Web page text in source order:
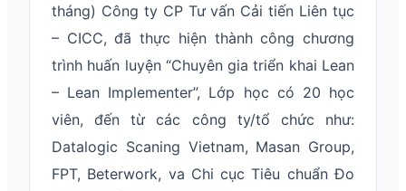
tháng) Công ty CP Tư vấn Cải tiến Liên tục
– CICC, đã thực hiện thành công chương
trình huấn luyện “Chuyên gia triển khai Lean
– Lean Implementer”, Lớp học có 20 học
viên, đến từ các công ty/tổ chức như:
Datalogic Scaning Vietnam, Masan Group,
FPT, Beterwork, va Chi cục Tiêu chuẩn Đo